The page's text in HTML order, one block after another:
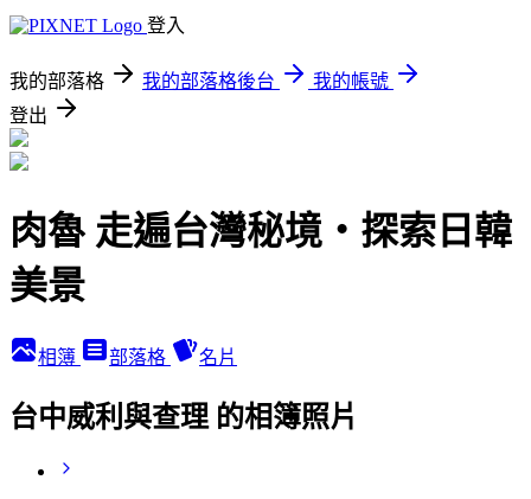
登入
我的部落格 我的部落格後台
我的帳號
登出
肉魯 走遍台灣秘境・探索日韓
美景
相簿 部落格 名片
台中威利與查理 的相簿照片